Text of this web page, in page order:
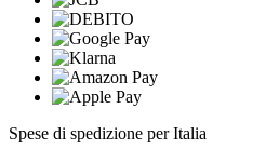
Spese di spedizione per Italia